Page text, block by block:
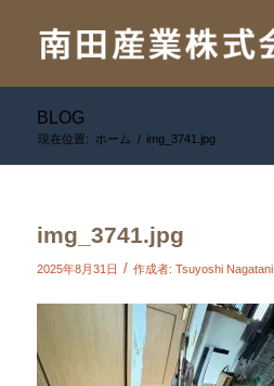
BLOG
現在位置: ホーム / img_3741.jpg
img_3741.jpg
2025年8月31日 / 作成者: Tsuyoshi Nagatani